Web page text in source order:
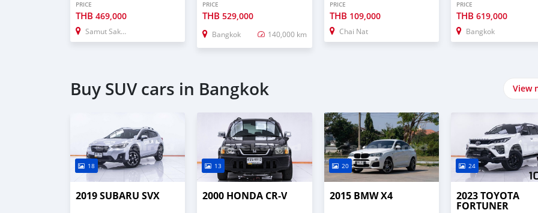
PRICE
THB 469,000
Samut Sakhon
PRICE
THB529,000
Bangkok 140,000 km
PRICE
THB 109,000
Chai Nat
PRICE
THB 619,000
Bangkok
Buy SUV cars in Bangkok View
18
2019 SUBARU SVX
13
2000 HONDA CR-V
20
2015 BMW X4
24
2023 TOYOTA
FORTUNER